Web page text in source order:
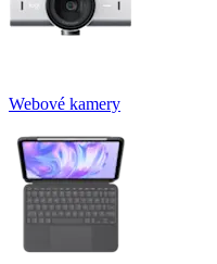
Webové kamery